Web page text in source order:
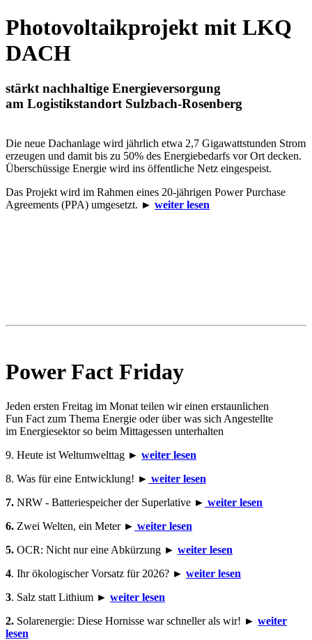
Photovoltaikprojekt mit LKQ
DACH
stärkt nachhaltige Energieversorgung
am Logistikstandort Sulzbach-Rosenberg
Die neue Dachanlage wird jährlich etwa 2,7 Gigawattstunden Strom
erzeugen und damit bis zu 50% des Energiebedarfs vor Ort decken.
Überschüssige Energie wird ins öffentliche Netz eingespeist.
Das Projekt wird im Rahmen eines 20-jährigen Power Purchase
Agreements (PPA) umgesetzt. ► weiter lesen
Power Fact Friday
Jeden ersten Freitag im Monat teilen wir einen erstaunlichen
Fun Fact zum Thema Energie oder über was sich Angestellte
im Energiesektor so beim Mittagessen unterhalten
9. Heute ist Weltumwelttag ► weiter lesen
8. Was für eine Entwicklung! ► weiter lesen
7. NRW - Batteriespeicher der Superlative ► weiter lesen
6. Zwei Welten, ein Meter ► weiter lesen
5. OCR: Nicht nur eine Abkürzung ► weiter lesen
4. Ihr ökologischer Vorsatz für 2026? ► weiter lesen
3. Salz statt Lithium ► weiter lesen
2. Solarenergie: Diese Hornisse war schneller als wir! ► weiter
lesen